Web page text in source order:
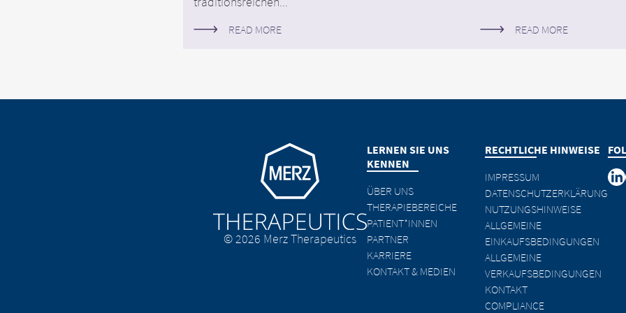
READ MORE READ MORE
Go to homepage
© 2026 Merz Therapeutics
LERNEN SIE UNS
KENNEN
ÜBER UNS
THERAPIEBEREICHE
PATIENT*INNEN
PARTNER
KARRIERE
KONTAKT & MEDIEN
RECHTLICHE HINWEISE
IMPRESSUM
DATENSCHUTZERKLÄRUNG
NUTZUNGSHINWEISE
ALLGEMEINE
EINKAUFSBEDINGUNGEN
ALLGEMEINE
VERKAUFSBEDINGUNGEN
KONTAKT
COMPLIANCE